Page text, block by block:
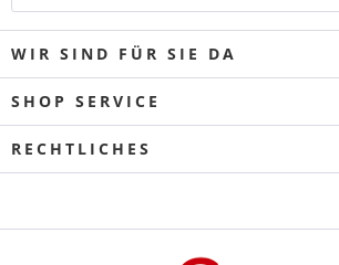
WIR SIND FÜR SIE DA
SHOP SERVICE
RECHTLICHES